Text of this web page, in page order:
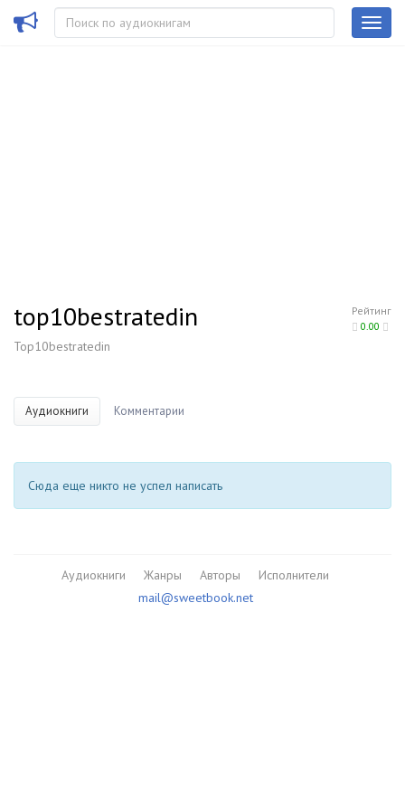
Рейтинг
0.00
top10bestratedin
Top10bestratedin
Аудиокниги Комментарии
Сюда еще никто не успел написать
Аудиокниги Жанры Авторы
Исполнители
mail@sweetbook.net